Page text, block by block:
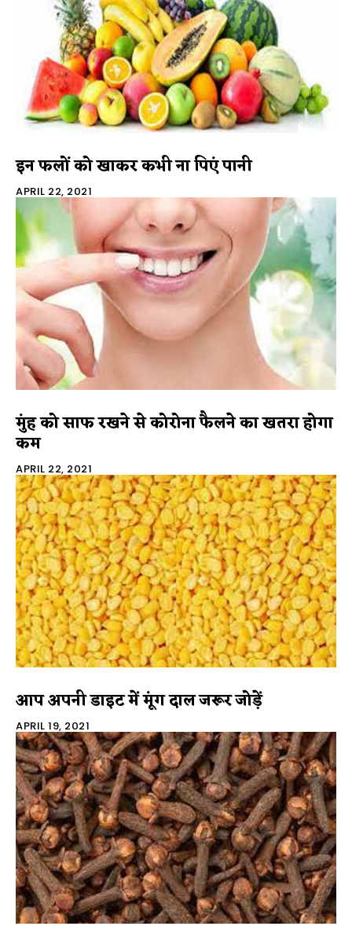
इन फलों को खाकर कभी ना पिएं पानी
APRIL 22, 2021
मुंह को साफ रखने से कोरोना फैलने का खतरा होगा
कम
APRIL 22, 2021
आप अपनी डाइट में मूंग दाल जरूर जोड़ें
APRIL 19, 2021